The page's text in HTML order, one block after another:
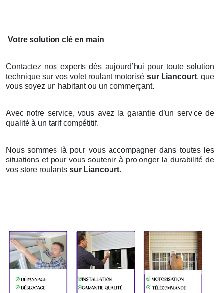
Votre solution clé en main
Contactez nos experts dès aujourd’hui pour toute solution
technique sur vos volet roulant motorisé sur Liancourt, que
vous soyez un habitant ou un commerçant.
Avec notre service, vous avez la garantie d’un service de
qualité à un tarif compétitif.
Nous sommes là pour vous accompagner dans toutes les
situations et pour vous soutenir à prolonger la durabilité de
vos store roulants sur Liancourt.